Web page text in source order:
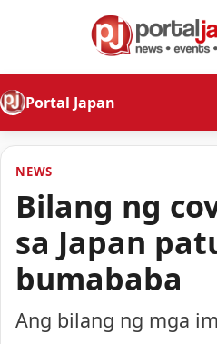
Portal Japan
NEWS
Bilang ng
sa Japan
bumababa
Ang bilang ng mga